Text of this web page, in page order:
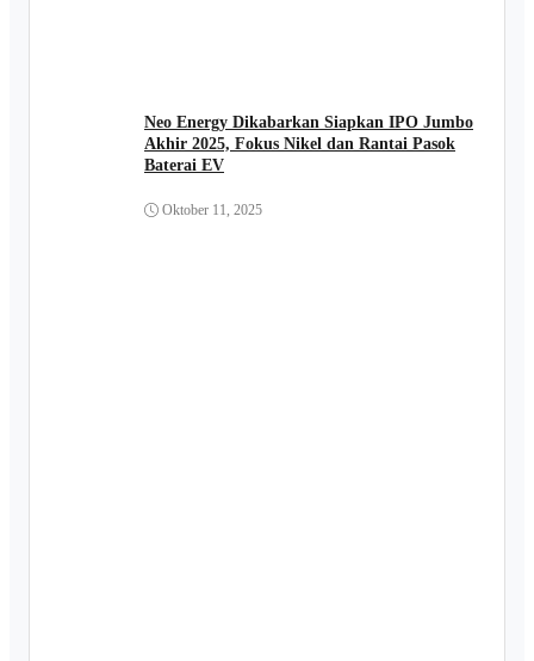
Neo Energy Dikabarkan Siapkan IPO Jumbo
Akhir 2025, Fokus Nikel dan Rantai Pasok
Baterai EV
Oktober 11, 2025